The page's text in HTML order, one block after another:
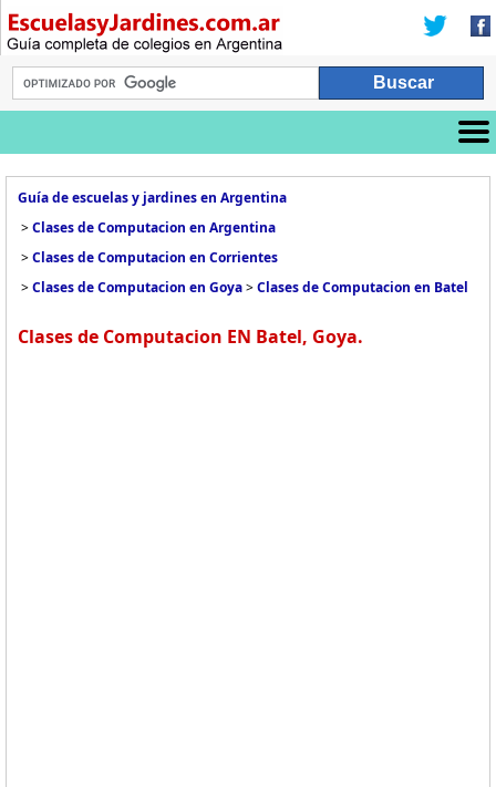
Guía de escuelas y jardines en Argentina
>Clases de Computacion en Argentina
>Clases de Computacion en Corrientes
>Clases de Computacion en Goya>Clases de Computacion en Batel
Clases de Computacion EN Batel, Goya.